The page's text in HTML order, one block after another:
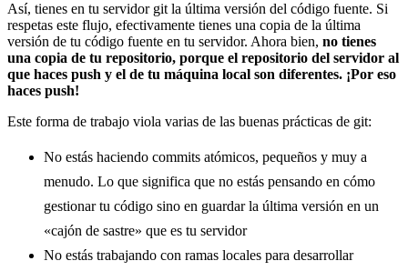
Así, tienes en tu servidor git la última versión del código fuente. Si
respetas este flujo, efectivamente tienes una copia de la última
versión de tu código fuente en tu servidor. Ahora bien, no tienes
una copia de tu repositorio, porque el repositorio del servidor al
que haces push y el de tu máquina local son diferentes. ¡Por eso
haces push!
Este forma de trabajo viola varias de las buenas prácticas de git:
No estás haciendo commits atómicos, pequeños y muy a
menudo. Lo que significa que no estás pensando en cómo
gestionar tu código sino en guardar la última versión en un
«cajón de sastre» que es tu servidor
No estás trabajando con ramas locales para desarrollar